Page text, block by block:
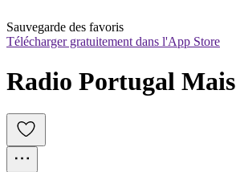
Sauvegarde des favoris
Télécharger gratuitement dans l'App Store
Radio Portugal Mais